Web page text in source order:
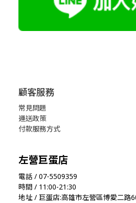
顧客服務
常見問題
運送政策
付款服務方式
左營巨蛋店
電話 / 07-5509359
時間 / 11:00-21:30
地址 / 巨蛋店:高雄市左營區博愛二路